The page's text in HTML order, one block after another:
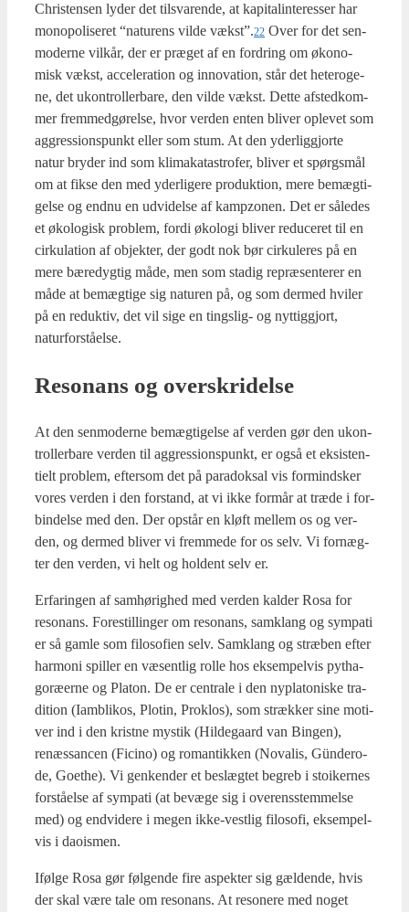
Chri­sten­sen lyder det til­sva­ren­de, at kapi­tal­in­ter­es­ser har
monopo­li­se­ret “natu­rens vil­de vækst”.22 Over for det sen­
mo­der­ne vil­kår, der er præ­get af en for­dring om øko­no­
misk vækst, acce­le­ra­tion og innova­tion, står det hete­ro­ge­
ne, det ukon­trol­ler­ba­re, den vil­de vækst. Det­te afsted­kom­
mer frem­med­gø­rel­se, hvor ver­den enten bli­ver ople­vet som
aggres­sions­punkt eller som stum. At den yder­lig­gjor­te
natur bry­der ind som kli­ma­ka­ta­stro­fer, bli­ver et spørgs­mål
om at fik­se den med yder­li­ge­re pro­duk­tion, mere bemæg­ti­
gel­se og end­nu en udvi­del­se af kampzo­nen. Det er såle­des
et øko­lo­gisk pro­blem, for­di øko­lo­gi bli­ver redu­ce­ret til en
cir­ku­la­tion af objek­ter, der godt nok bør cir­ku­le­res på en
mere bære­dyg­tig måde, men som sta­dig repræ­sen­te­rer en
måde at bemæg­ti­ge sig natu­ren på, og som der­med hvi­ler
på en reduk­tiv, det vil sige en tings­lig- og nyt­tig­gjort,
natur­for­stå­el­se.
Reso­nans og over­skri­del­se
At den sen­mo­der­ne bemæg­ti­gel­se af ver­den gør den ukon­
trol­ler­ba­re ver­den til aggres­sions­punkt, er også et eksi­sten­
ti­elt pro­blem, efter­som det på para­doksal vis for­mind­sker
vores ver­den i den for­stand, at vi ikke for­mår at træ­de i for­
bin­del­se med den. Der opstår en kløft mel­lem os og ver­
den, og der­med bli­ver vi frem­me­de for os selv. Vi for­næg­
ter den ver­den, vi helt og hol­dent selv er.
Erfa­rin­gen af sam­hø­rig­hed med ver­den kal­der Rosa for
reso­nans. Fore­stil­lin­ger om reso­nans, sam­klang og sym­pa­ti
er så gam­le som filo­so­fi­en selv. Sam­klang og stræ­ben efter
har­moni spil­ler en væsent­lig rol­le hos eksem­pel­vis pyt­ha­
goræ­er­ne og Pla­ton. De er cen­tra­le i den nyp­la­to­ni­ske tra­
di­tion (Iam­bli­kos, Plo­tin, Proklos), som stræk­ker sine moti­
ver ind i den krist­ne mystik (Hil­de­gaard van Bin­gen),
renæs­san­cen (Fici­no) og roman­tik­ken (Nova­lis, Gün­dero­
de, Goet­he). Vi gen­ken­der et beslæg­tet begreb i stoi­ker­nes
for­stå­el­se af sym­pa­ti (at bevæ­ge sig i over­ens­stem­mel­se
med) og end­vi­de­re i megen ikke-vest­lig filo­so­fi, eksem­pel­
vis i daois­men.
Iføl­ge Rosa gør føl­gen­de fire aspek­ter sig gæl­den­de, hvis
der skal være tale om reso­nans. At reso­ne­re med noget